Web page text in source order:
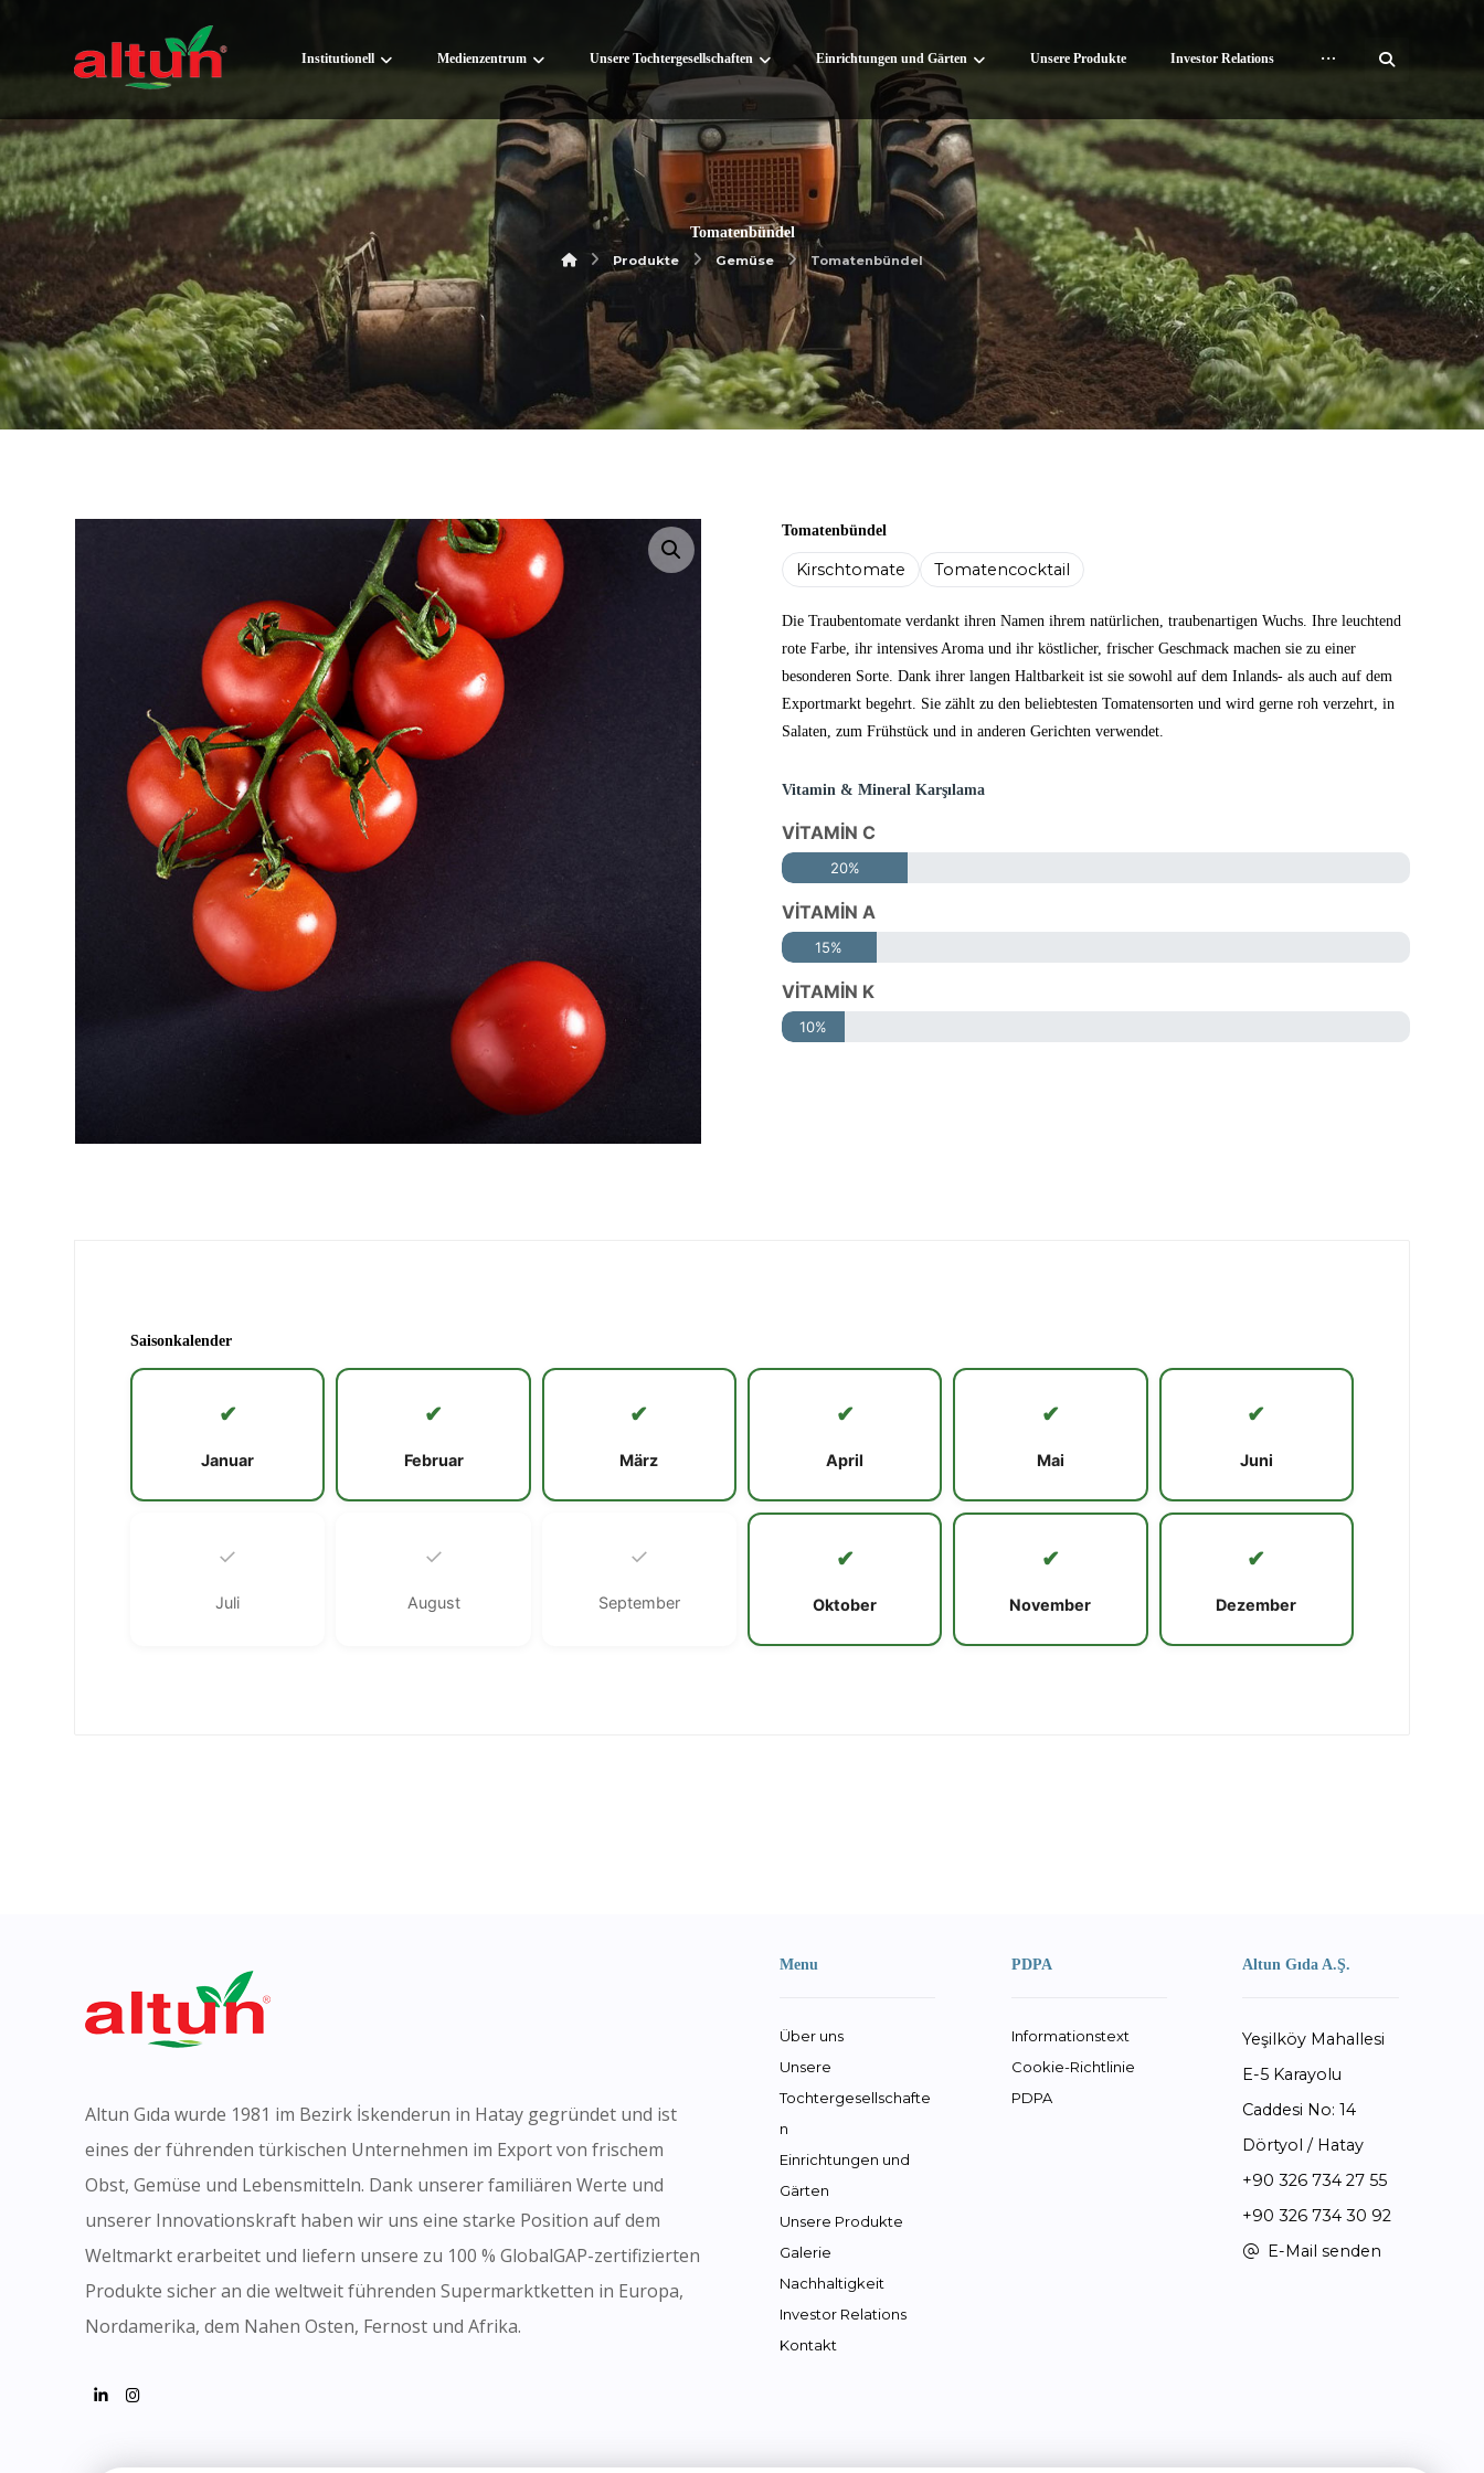
Institutionell Medienzentrum Unsere Tochtergesellschaften Einrichtungen und Gärten Unsere Produkte Investor Relations
Tomatenbündel
Produkte Gemüse Tomatenbündel
Bild vergrößern
Tomatenbündel
Kirschtomate Tomatencocktail
Die Traubentomate verdankt ihren Namen ihrem natürlichen, traubenartigen Wuchs. Ihre leuchtend
rote Farbe, ihr intensives Aroma und ihr köstlicher, frischer Geschmack machen sie zu einer
besonderen Sorte. Dank ihrer langen Haltbarkeit ist sie sowohl auf dem Inlands- als auch auf dem
Exportmarkt begehrt. Sie zählt zu den beliebtesten Tomatensorten und wird gerne roh verzehrt, in
Salaten, zum Frühstück und in anderen Gerichten verwendet.
Vitamin & Mineral Karşılama
VİTAMİN C
20%
VİTAMİN A
15%
VİTAMİN K
10%
Saisonkalender
✔
Januar
✔
Februar
✔
März
✔
April
✔
Mai
✔
Juni
✓
Juli
✓
August
✓
September
✔
Oktober
✔
November
✔
Dezember
Altun Gıda wurde 1981 im Bezirk İskenderun in Hatay gegründet und ist
eines der führenden türkischen Unternehmen im Export von frischem
Obst, Gemüse und Lebensmitteln. Dank unserer familiären Werte und
unserer Innovationskraft haben wir uns eine starke Position auf dem
Weltmarkt erarbeitet und liefern unsere zu 100 % GlobalGAP-zertifizierten
Produkte sicher an die weltweit führenden Supermarktketten in Europa,
Nordamerika, dem Nahen Osten, Fernost und Afrika.
Menu
Über uns
Unsere
Tochtergesellschafte
n
Einrichtungen und
Gärten
Unsere Produkte
Galerie
Nachhaltigkeit
Investor Relations
Kontakt
PDPA
Informationstext
Cookie-Richtlinie
PDPA
Altun Gıda A.Ş.
Yeşilköy Mahallesi
E-5 Karayolu
Caddesi No: 14
Dörtyol / Hatay
+90 326 734 27 55
+90 326 734 30 92
E-Mail senden